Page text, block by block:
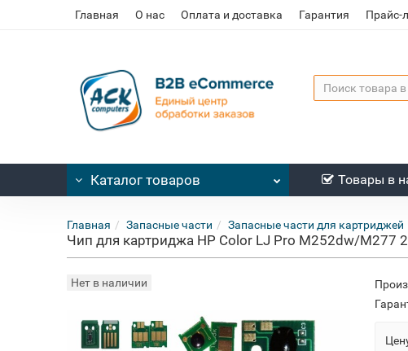
Главная О нас Оплата и доставка Гарантия Прайс-
Каталог товаров Товары в
Главная Запасные части Запасные части для картриджей
Чип для картриджа HP Color LJ Pro M252dw/M277
Нет в наличии